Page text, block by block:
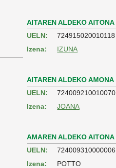
AITAREN ALDEKO AITONA
UELN:
724915020010118
Izena:
IZUNA
AITAREN ALDEKO AMONA
UELN:
724009210010070
Izena:
JOANA
AMAREN ALDEKO AITONA
UELN:
724009310000006
Izena:
POTTO